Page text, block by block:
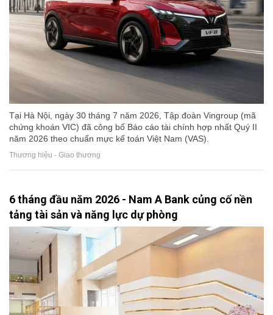
Tại Hà Nội, ngày 30 tháng 7 năm 2026, Tập đoàn Vingroup (mã
chứng khoán VIC) đã công bố Báo cáo tài chính hợp nhất Quý II
năm 2026 theo chuẩn mực kế toán Việt Nam (VAS).
Thương hiệu - Giao thương
6 tháng đầu năm 2026 - Nam A Bank củng cố nền
tảng tài sản và năng lực dự phòng